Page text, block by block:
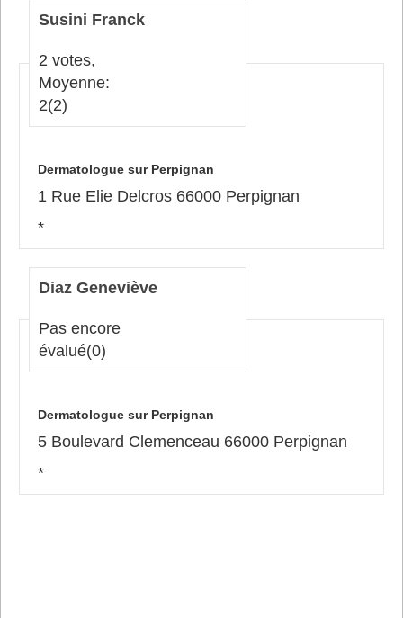
Susini Franck
2 votes,
Moyenne:
2(2)
Dermatologue sur Perpignan
1 Rue Elie Delcros 66000 Perpignan
*
Diaz Geneviève
Pas encore
évalué(0)
Dermatologue sur Perpignan
5 Boulevard Clemenceau 66000 Perpignan
*